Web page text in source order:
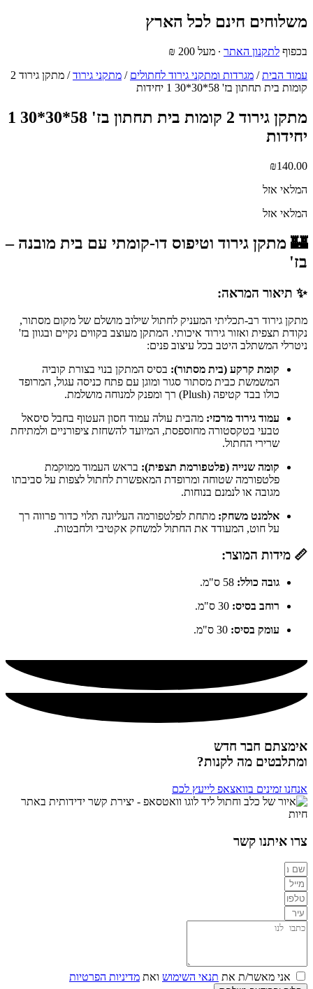
משלוחים חינם לכל הארץ
בכפוף לתקנון האתר ∙ מעל 200 ₪
עמוד הבית/ מגרדות ומתקני גירוד לחתולים / מתקני גירוד
/ מתקן גירוד 2
קומות בית תחתון בז' 58*30*30 1 יחידות
מתקן גירוד 2 קומות בית תחתון בז' 58*30*30 1
יחידות
₪140.00
המלאי אזל
המלאי אזל
🏰 מתקן גירוד וטיפוס דו-קומתי עם בית מובנה –
בז'
✨ תיאור המראה:
מתקן גירוד רב-תכליתי המעניק לחתול שילוב מושלם של מקום מסתור,
נקודת תצפית ואזור גירוד איכותי. המתקן מעוצב בקווים נקיים ובגוון בז'
ניטרלי המשתלב היטב בכל עיצוב פנים:
קומת קרקע (בית מסתור): בסיס המתקן בנוי בצורת קוביה
המשמשת כבית מסתור סגור ומוגן עם פתח כניסה עגול, המרופד
כולו בבד קטיפה (Plush) רך ומפנק למנוחה מושלמת.
עמוד גירוד מרכזי: מהבית עולה עמוד חסון העטוף בחבל סיסאל
טבעי בטקסטורה מחוספסת, המיועד להשחזת ציפורניים ולמתיחת
שרירי החתול.
קומה שנייה (פלטפורמת תצפית): בראש העמוד ממוקמת
פלטפורמה שטוחה ומרופדת המאפשרת לחתול לצפות על סביבתו
מגובה או לנמנם בנוחות.
אלמנט משחק: מתחת לפלטפורמה העליונה תלוי כדור פרווה רך
על חוט, המעודד את החתול למשחק אקטיבי ולחבטות.
📏 מידות המוצר:
גובה כולל:
רוחב בסיס:
עומק בסיס:
אימצתם חבר חדש
ומתלבטים מה לקנות?
אנחנו זמינים בוואצאפ לייעץ לכם
צרו איתנו קשר
אני מאשר/ת את תנאי השימוש ואת מדיניות הפרטיות